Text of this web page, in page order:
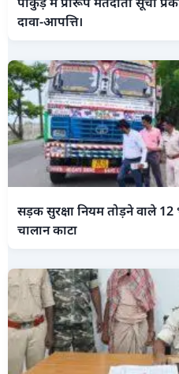
दावा-आपत्ति।
सड़क सुरक्षा नियम तोड़ने वाले 12
चालान काटा